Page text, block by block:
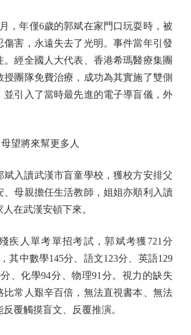
年僅6歲的郭斌在家門口玩耍時，被
傷害，永遠失去了光明。事件當年引發
。經全國人大代表、香港希瑪醫療集團
授團隊免費治療，成功為其實施了雙側
並引入了當時最先進的電子導盲儀，外
望將來幫更多人
入讀武漢市盲童學校，獲校方安排父
、母親擔任生活教師，姐姐亦順利入讀
在武漢安頓下來。
人單考單招考試，郭斌考獲721分
，其中數學145分、語文123分、英語129
、化學94分、物理91分。視力的缺失
比常人艱辛百倍，無法直視書本、無法
覆觸摸盲文、反覆推演。